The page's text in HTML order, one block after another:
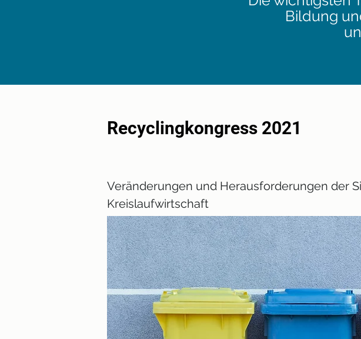
Bildung
Recyclingkongress 2021
Veränderungen und Herausforderungen der
Kreislaufwirtschaft